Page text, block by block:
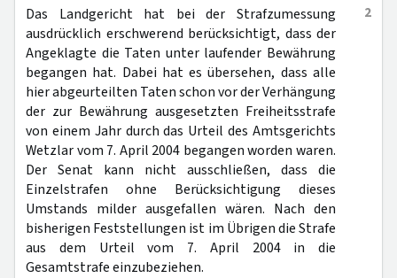
2
Das Landgericht hat bei der Strafzumessung
ausdrücklich erschwerend berücksichtigt, dass der
Angeklagte die Taten unter laufender Bewährung
begangen hat. Dabei hat es übersehen, dass alle
hier abgeurteilten Taten schon vor der Verhängung
der zur Bewährung ausgesetzten Freiheitsstrafe
von einem Jahr durch das Urteil des Amtsgerichts
Wetzlar vom 7. April 2004 begangen worden waren.
Der Senat kann nicht ausschließen, dass die
Einzelstrafen ohne Berücksichtigung dieses
Umstands milder ausgefallen wären. Nach den
bisherigen Feststellungen ist im Übrigen die Strafe
aus dem Urteil vom 7. April 2004 in die
Gesamtstrafe einzubeziehen.